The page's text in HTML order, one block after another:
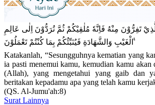
تَفِرُّوْنَ مِنْهُ فَاِنَّهٗ مُلٰقِيْكُمْ ثُمَّ تُرَدُّوْنَ اِلٰى عَالِمِ
الْغَيْبِ وَالشَّهَادَةِ فَيُنَبِّئُكُمْ بِمَا كُنْتُمْ تَعْمَلُوْنَ ࣖ
Katakanlah, “Sesungguhnya kematian yang
ia pasti menemui kamu, kemudian kamu akan
(Allah), yang mengetahui yang gaib dan
beritakan kepadamu apa yang telah kamu
(QS. Al-Jumu'ah:8)
Surat Lainnya